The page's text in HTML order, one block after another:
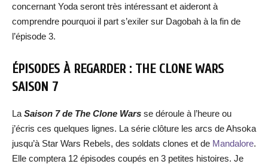
concernant Yoda seront très intéressant et aideront à
comprendre pourquoi il part s’exiler sur Dagobah à la fin de
l’épisode 3.
ÉPISODES À REGARDER : THE CLONE WARS
SAISON 7
La Saison 7 de The Clone Wars se déroule à l’heure ou
j’écris ces quelques lignes. La série clôture les arcs de Ahsoka
jusqu’à Star Wars Rebels, des soldats clones et de Mandalore.
Elle comptera 12 épisodes coupés en 3 petites histoires. Je